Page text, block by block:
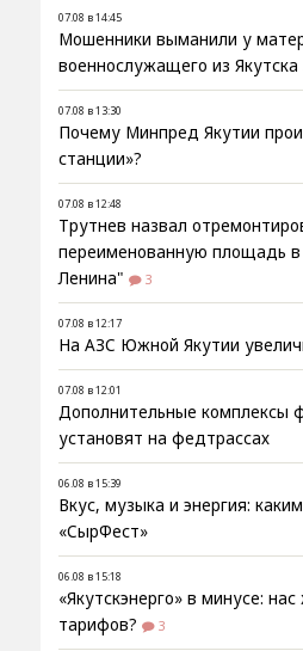
07.08 в 14:45
Мошенники выманили у
военнослужащего из
07.08 в 13:30
Почему Минпред Якутии
станции»?
07.08 в 12:48
Трутнев назвал
переименованную площадь
Ленина"
3
07.08 в 12:17
На АЗС Южной Якутии
07.08 в 12:01
Дополнительные комплексы
установят на федтрассах
06.08 в 15:39
Вкус, музыка и энергия:
«СырФест»
06.08 в 15:18
«Якутскэнерго» в минусе:
тарифов?
3